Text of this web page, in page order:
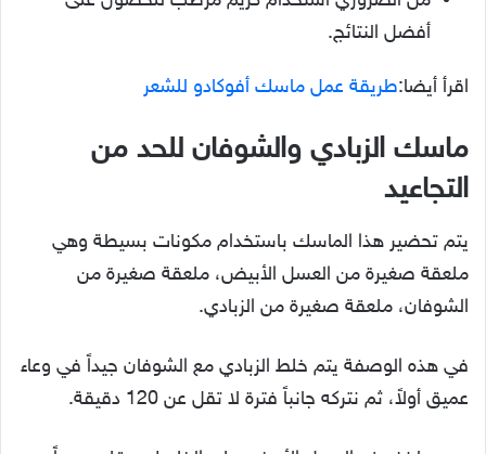
أفضل النتائج.
اقرأ أيضا:طريقة عمل ماسك أفوكادو للشعر
ماسك الزبادي والشوفان للحد من
التجاعيد
يتم تحضير هذا الماسك باستخدام مكونات بسيطة وهي
ملعقة صغيرة من العسل الأبيض، ملعقة صغيرة من
الشوفان، ملعقة صغيرة من الزبادي.
في هذه الوصفة يتم خلط الزبادي مع الشوفان جيداً في وعاء
عميق أولاً، ثم نتركه جانباً فترة لا تقل عن 120 دقيقة.